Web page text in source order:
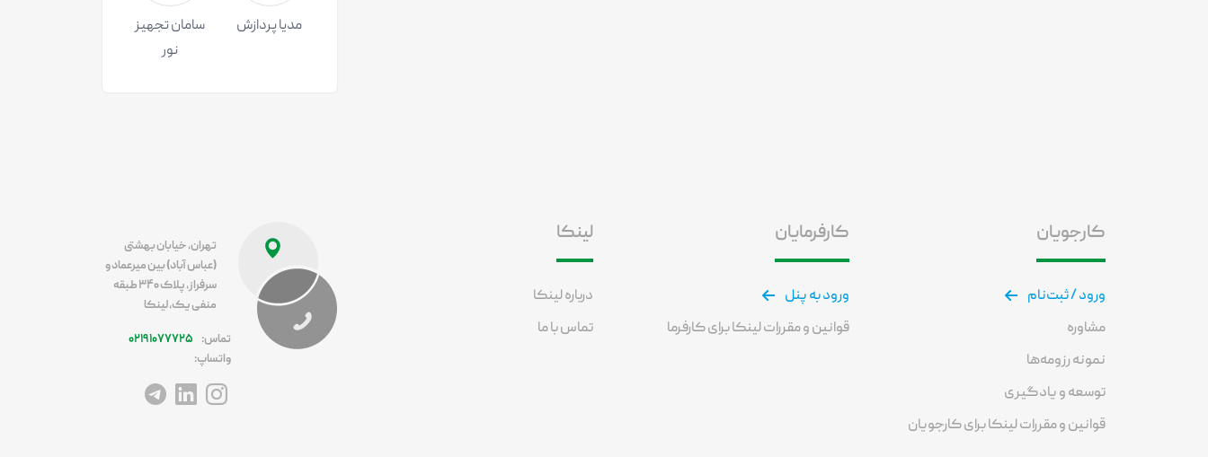
مدیا پردازش
سامان تجهیز
نور
کارجویان
ورود / ثبت‌نام
مشاوره
نمونه رزومه‌ها
توسعه و یادگیری
قوانین و مقررات لینکا برای کارجویان
کارفرمایان
ورود به پنل
قوانین و مقررات لینکا برای کارفرما
لینکا
درباره لینکا
تماس با ما
تهران، خیابان بهشتی
(عباس آباد) بین میرعماد و
سرفراز، پلاک ۳۴۰ طبقه
منفی یک، لینکا
تماس:
۰۲۱۹۱۰۷۷۷۲۵
واتساپ:
آدرس اینستاگرام
آدرس لینکداین
آدرس تلگرام